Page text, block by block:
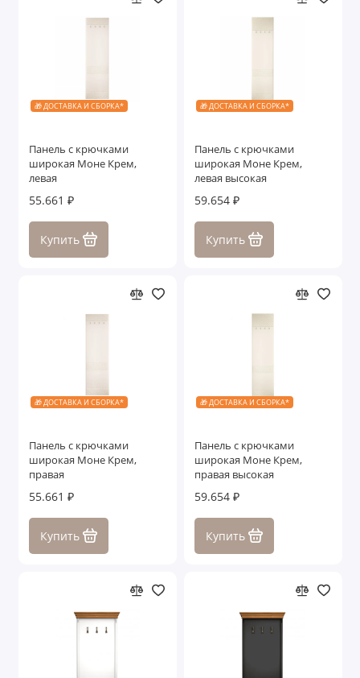
🎁 ДОСТАВКА И СБОРКА*
Панель с крючками
широкая Моне Крем,
левая
55.661 ₽
Купить
🎁 ДОСТАВКА И СБОРКА*
Панель с крючками
широкая Моне Крем,
левая высокая
59.654 ₽
Купить
🎁 ДОСТАВКА И СБОРКА*
Панель с крючками
широкая Моне Крем,
правая
55.661 ₽
Купить
🎁 ДОСТАВКА И СБОРКА*
Панель с крючками
широкая Моне Крем,
правая высокая
59.654 ₽
Купить